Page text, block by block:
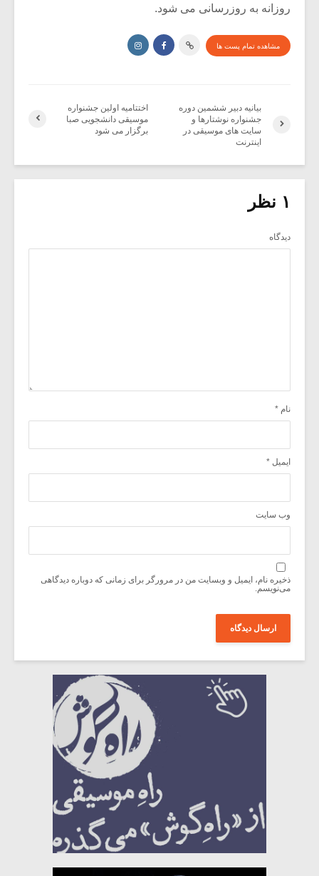
روزانه به روزرسانی می شود.
مشاهده تمام پست ها
اختتامیه اولین جشنواره
موسیقی دانشجویی صبا
برگزار می شود
بیانیه دبیر ششمین دوره
جشنواره نوشتارها و
سایت های موسیقی در
اینترنت
۱ نظر
دیدگاه
نام *
ایمیل *
وب‌ سایت
ذخیره نام، ایمیل و وبسایت من در مرورگر برای زمانی که دوباره دیدگاهی
می‌نویسم.